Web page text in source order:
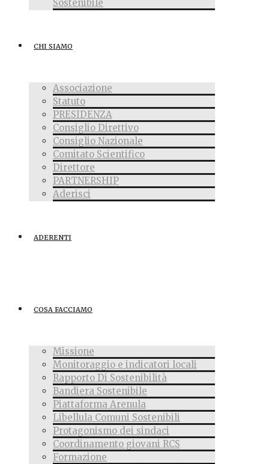
Sostenibile
CHI SIAMO
Associazione
Statuto
PRESIDENZA
Consiglio Direttivo
Consiglio Nazionale
Comitato Scientifico
Direttore
PARTNERSHIP
Aderisci
ADERENTI
COSA FACCIAMO
Missione
Monitoraggio e indicatori locali
Rapporto Di Sostenibilità
Bandiera Sostenibile
Piattaforma Arenula
Libellula Comuni Sostenibili
Protagonismo dei sindaci
Coordinamento giovani RCS
Formazione